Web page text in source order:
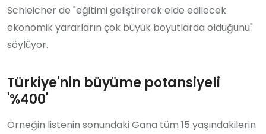
Schleicher de "eğitimi geliştirerek elde edilecek
ekonomik yararların çok büyük boyutlarda olduğunu"
söylüyor.
Türkiye'nin büyüme potansiyeli
'%400'
Örneğin listenin sonundaki Gana tüm 15 yaşındakilerin